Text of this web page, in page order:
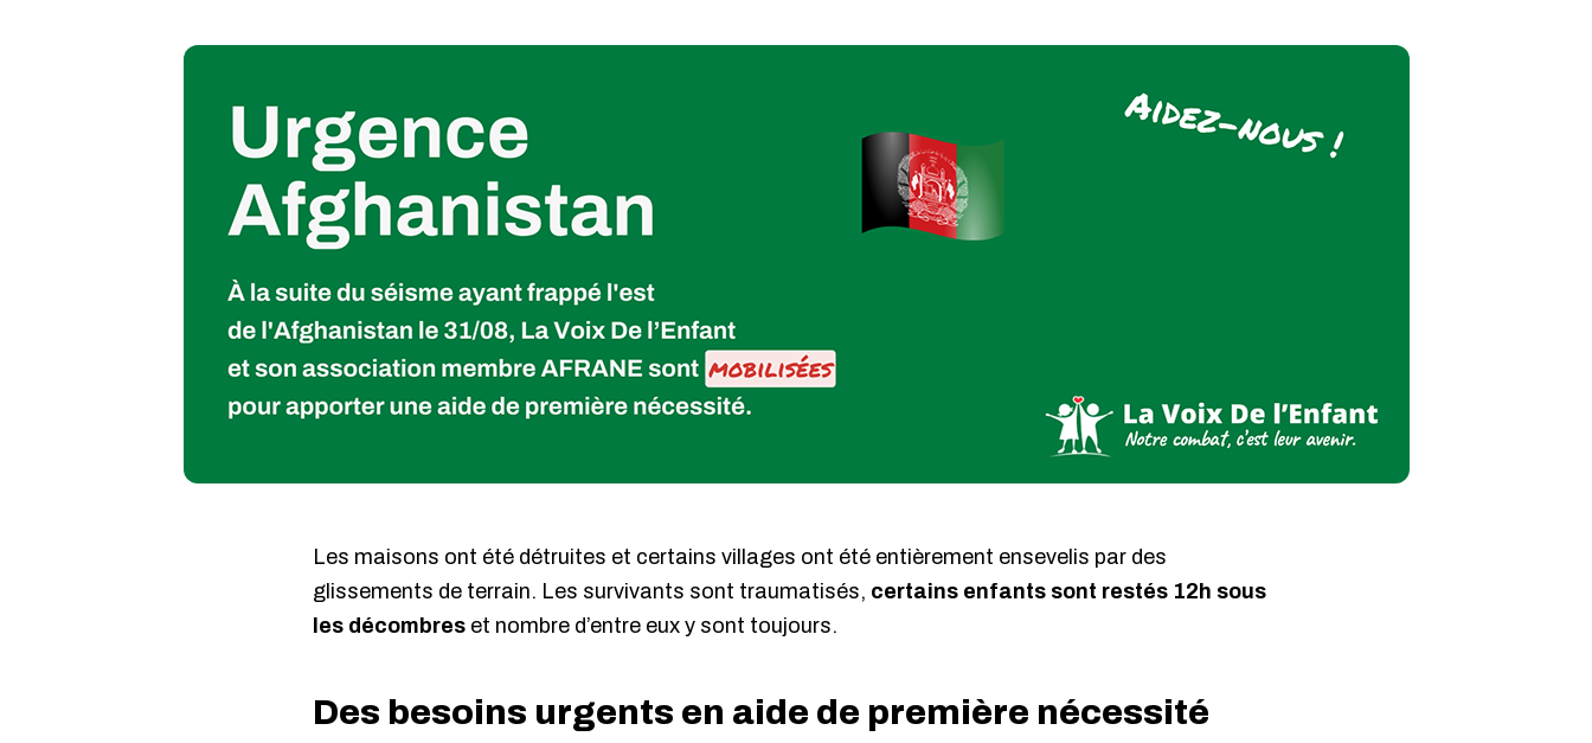
Les maisons ont été détruites et certains villages ont été entièrement ensevelis par des
glissements de terrain. Les survivants sont traumatisés, certains enfants sont restés 12h sous
les décombres et nombre d’entre eux y sont toujours.
Des besoins urgents en aide de première nécessité